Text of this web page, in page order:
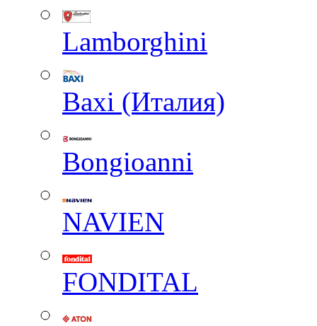
Lamborghini
Baxi (Италия)
Вongioanni
NAVIEN
FONDITAL